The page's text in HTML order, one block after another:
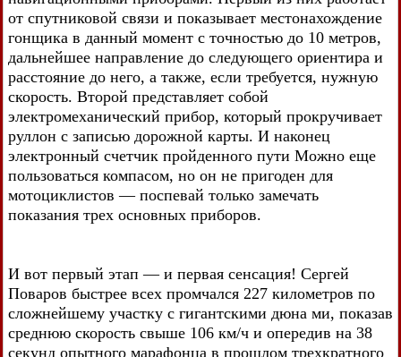
от спутниковой связи и показывает местонахождение
гонщика в данный момент с точностью до 10 метров,
дальнейшее направление до следующего ориентира и
расстояние до него, а также, если требуется, нужную
скорость. Второй представляет собой
электромеханический прибор, который прокручивает
руллон с записью дорожной карты. И наконец
электронный счетчик пройденного пути Можно еще
пользоваться компасом, но он не пригоден для
мотоциклистов — поспевай только замечать
показания трех основных приборов.
И вот первый этап — и первая сенсация! Сергей
Поваров быстрее всех промчался 227 километров по
сложнейшему участку с гигантскими дюна ми, показав
среднюю скорость свыше 106 км/ч и опередив на 38
секунд опытного марафонца в прошлом трехкратного